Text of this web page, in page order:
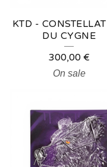
KTD -
DU CYGNE
300,00 €
On sale